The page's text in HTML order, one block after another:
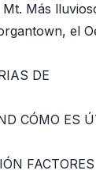
Más
el
DE
CÓMO ES
FACTORES